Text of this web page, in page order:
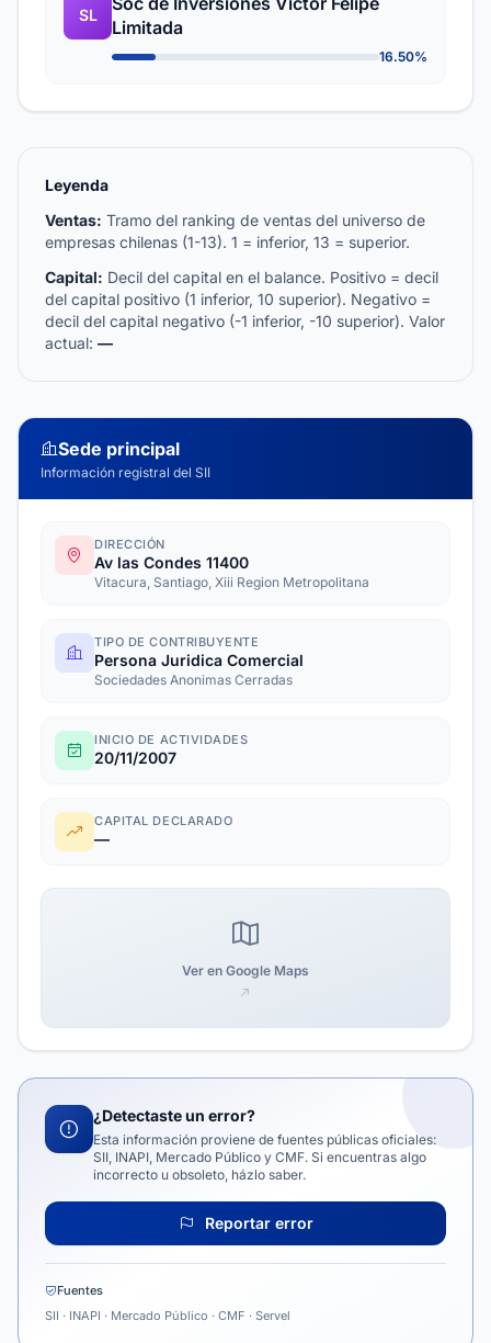
SL
Limitada
16.50%
Leyenda
Ventas: Tramo del ranking de ventas del universo de
empresas chilenas (1-13). 1 = inferior, 13 = superior.
Capital: Decil del capital en el balance. Positivo = decil
del capital positivo (1 inferior, 10 superior). Negativo =
decil del capital negativo (-1 inferior, -10 superior). Valor
actual: —
Sede principal
Información registral del SII
DIRECCIÓN
Av las Condes 11400
Vitacura, Santiago, Xiii Region Metropolitana
TIPO DE CONTRIBUYENTE
Persona Juridica Comercial
Sociedades Anonimas Cerradas
INICIO DE ACTIVIDADES
20/11/2007
CAPITAL DECLARADO
—
Ver en Google Maps
¿Detectaste un error?
Esta información proviene de fuentes públicas oficiales:
SII, INAPI, Mercado Público y CMF. Si encuentras algo
incorrecto u obsoleto, házlo saber.
Reportar error
Fuentes
SII · INAPI · Mercado Público · CMF · Servel